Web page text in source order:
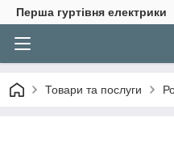
Перша гуртівня електрики
Товари та послуги